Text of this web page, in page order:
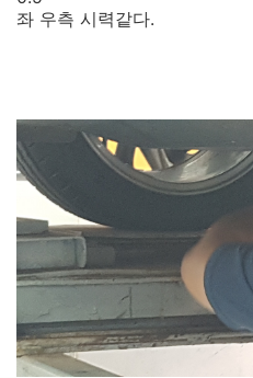
좌 우측 시력같다.